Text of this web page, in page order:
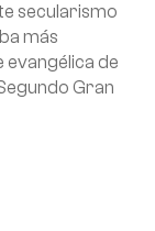
secularismo
más
de
Gran